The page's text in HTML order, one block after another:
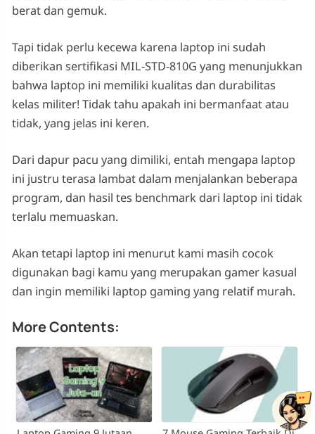
berat dan gemuk.
Tapi tidak perlu kecewa karena laptop ini sudah
diberikan sertifikasi MIL-STD-810G yang menunjukkan
bahwa laptop ini memiliki kualitas dan durabilitas
kelas militer! Tidak tahu apakah ini bermanfaat atau
tidak, yang jelas ini keren.
Dari dapur pacu yang dimiliki, entah mengapa laptop
ini justru terasa lambat dalam menjalankan beberapa
program, dan hasil tes benchmark dari laptop ini tidak
terlalu memuaskan.
Akan tetapi laptop ini menurut kami masih cocok
digunakan bagi kamu yang merupakan gamer kasual
dan ingin memiliki laptop gaming yang relatif murah.
More Contents: